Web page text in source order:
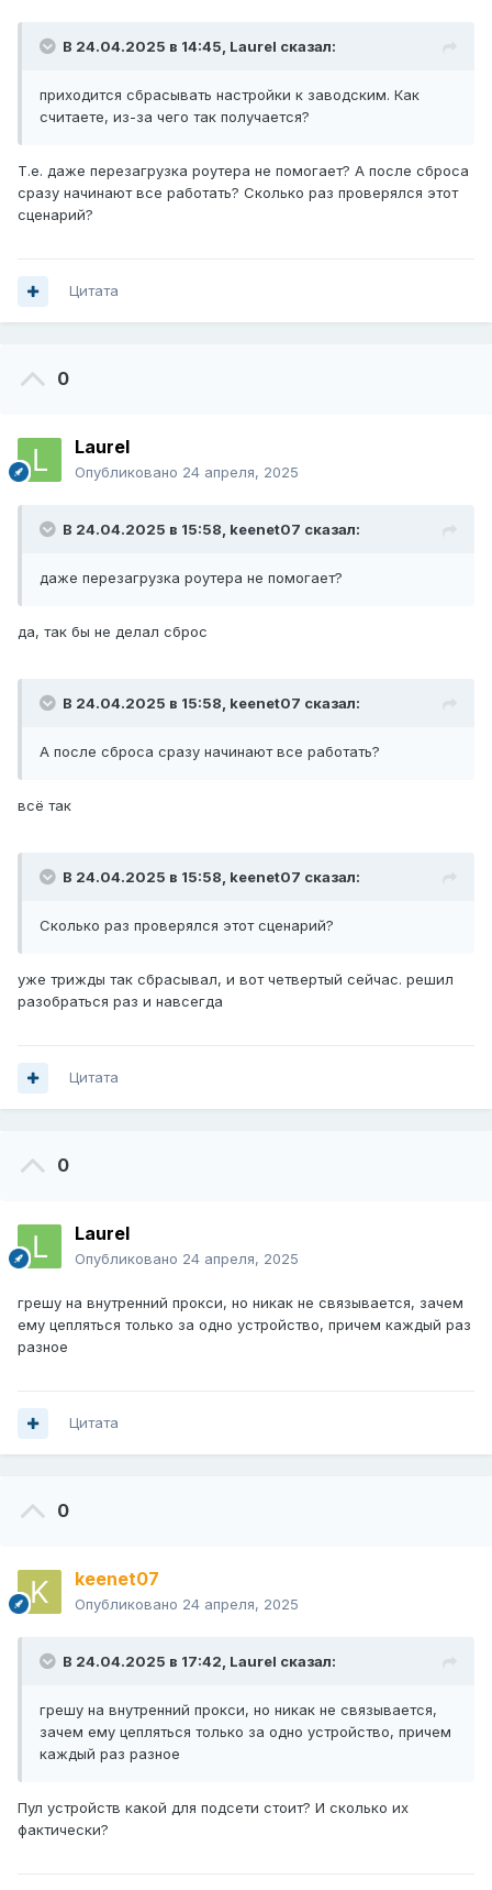
В 24.04.2025 в 14:45, Laurel сказал:
приходится сбрасывать настройки к заводским. Как
считаете, из-за чего так получается?
Т.е. даже перезагрузка роутера не помогает? А после сброса
сразу начинают все работать? Сколько раз проверялся этот
сценарий?
Цитата
0
Laurel
Опубликовано 24 апреля, 2025
В 24.04.2025 в 15:58, keenet07 сказал:
даже перезагрузка роутера не помогает?
да, так бы не делал сброс
В 24.04.2025 в 15:58, keenet07 сказал:
А после сброса сразу начинают все работать?
всё так
В 24.04.2025 в 15:58, keenet07 сказал:
Сколько раз проверялся этот сценарий?
уже трижды так сбрасывал, и вот четвертый сейчас. решил
разобраться раз и навсегда
Цитата
0
Laurel
Опубликовано 24 апреля, 2025
грешу на внутренний прокси, но никак не связывается, зачем
ему цепляться только за одно устройство, причем каждый раз
разное
Цитата
0
keenet07
Опубликовано 24 апреля, 2025
В 24.04.2025 в 17:42, Laurel сказал:
грешу на внутренний прокси, но никак не связывается,
зачем ему цепляться только за одно устройство, причем
каждый раз разное
Пул устройств какой для подсети стоит? И сколько их
фактически?